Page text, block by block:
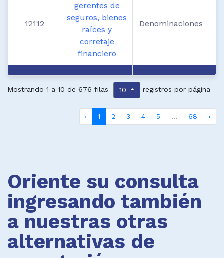
12112
gerentes de
seguros, bienes
raíces y
corretaje
financiero
Denominaciones
Mostrando 1 a 10 de 676 filas 10 registros por página
‹ 1 2 3 4 5 ... 68 ›
Oriente su consulta
ingresando también
a nuestras otras
alternativas de